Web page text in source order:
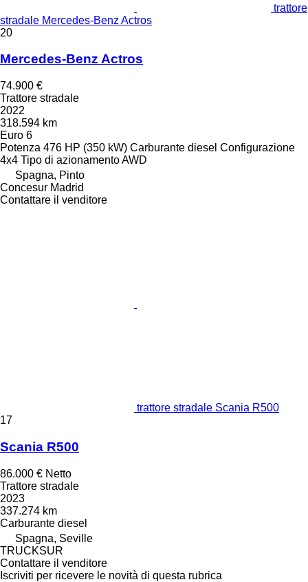
trattore
stradale Mercedes-Benz Actros
20
Mercedes-Benz Actros
74.900 €
Trattore stradale
2022
318.594 km
Euro 6
Potenza 476 HP (350 kW) Carburante diesel Configurazione
4x4 Tipo di azionamentoAWD
Spagna, Pinto
Concesur Madrid
Contattare il venditore
trattore stradale Scania R500
17
Scania R500
86.000 € Netto
Trattore stradale
2023
337.274 km
Carburante diesel
Spagna, Seville
TRUCKSUR
Contattare il venditore
Iscriviti per ricevere le novità di questa rubrica